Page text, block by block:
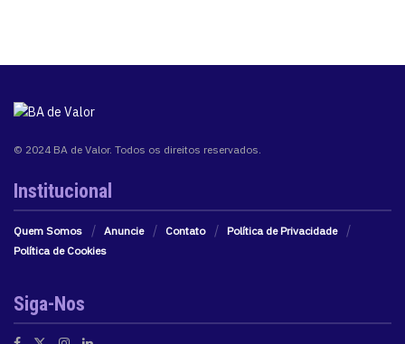
© 2024 BA de Valor. Todos os direitos reservados.
Institucional
Quem Somos Anuncie Contato
Política de Privacidade
Política de Cookies
Siga-Nos